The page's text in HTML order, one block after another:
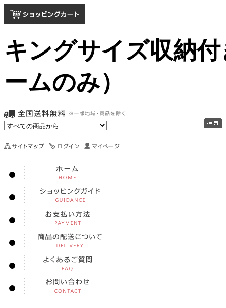
キングサイズ収納
ームのみ）